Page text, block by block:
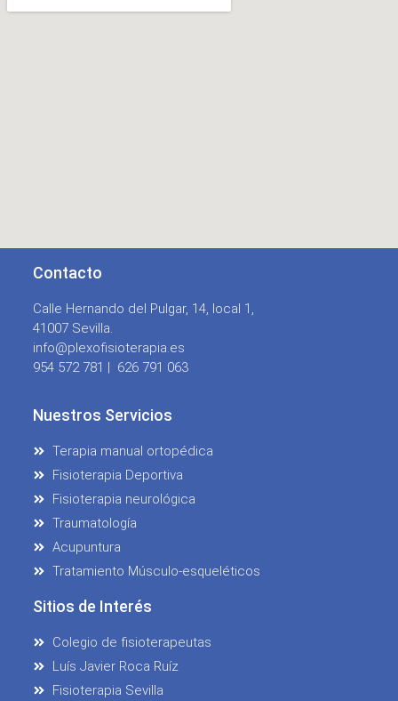
Contacto
Calle Hernando del Pulgar, 14, local 1,
41007 Sevilla.
info@plexofisioterapia.es
954 572 781 | 626 791 063
Nuestros Servicios
Terapia manual ortopédica
Fisioterapia Deportiva
Fisioterapia neurológica
Traumatología
Acupuntura
Tratamiento Músculo-esqueléticos
Sitios de Interés
Colegio de fisioterapeutas
Luís Javier Roca Ruíz
Fisioterapia Sevilla